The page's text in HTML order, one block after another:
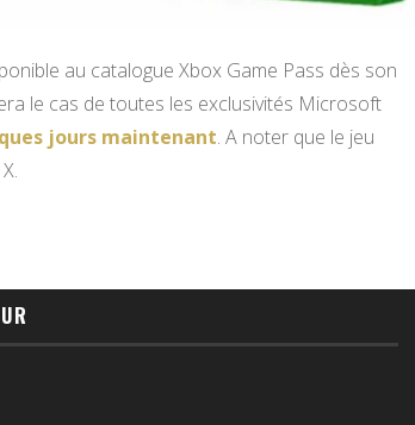
au catalogue Xbox Game Pass dès son
le cas de toutes les exclusivités Microsoft
jours maintenant. A noter que le jeu